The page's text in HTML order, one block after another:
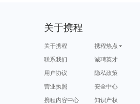
关于携程
关于携程
携程热点
联系我们
诚聘英才
用户协议
隐私政策
营业执照
安全中心
携程内容中心
知识产权